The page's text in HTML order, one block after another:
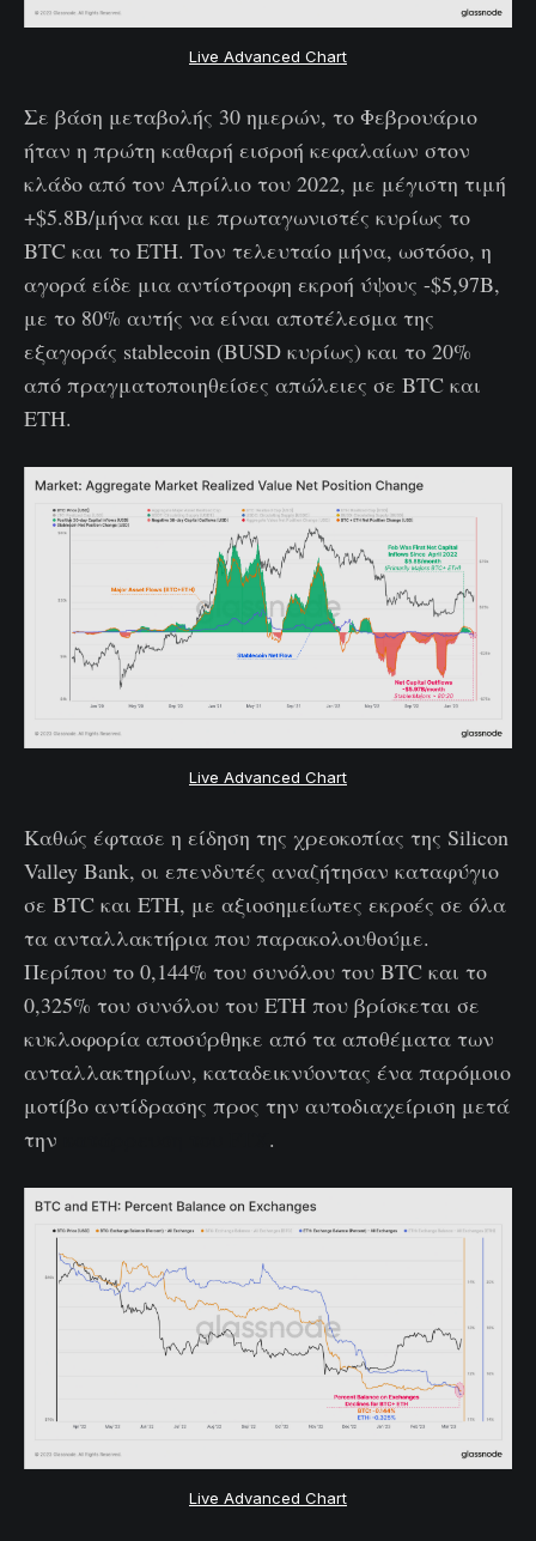
Live Advanced Chart
Σε βάση μεταβολής 30 ημερών, το Φεβρουάριο
ήταν η πρώτη καθαρή εισροή κεφαλαίων στον
κλάδο από τον Απρίλιο του 2022, με μέγιστη τιμή
+$5.8B/μήνα και με πρωταγωνιστές κυρίως το
BTC και το ETH. Τον τελευταίο μήνα, ωστόσο, η
αγορά είδε μια αντίστροφη εκροή ύψους -$5,97B,
με το 80% αυτής να είναι αποτέλεσμα της
εξαγοράς stablecoin (BUSD κυρίως) και το 20%
από πραγματοποιηθείσες απώλειες σε BTC και
ETH.
Live Advanced Chart
Καθώς έφτασε η είδηση της χρεοκοπίας της Silicon
Valley Bank, οι επενδυτές αναζήτησαν καταφύγιο
σε BTC και ETH, με αξιοσημείωτες εκροές σε όλα
τα ανταλλακτήρια που παρακολουθούμε.
Περίπου το 0,144% του συνόλου του BTC και το
0,325% του συνόλου του ETH που βρίσκεται σε
κυκλοφορία αποσύρθηκε από τα αποθέματα των
ανταλλακτηρίων, καταδεικνύοντας ένα παρόμοιο
μοτίβο αντίδρασης προς την αυτοδιαχείριση μετά
την
.
Live Advanced Chart